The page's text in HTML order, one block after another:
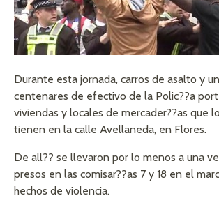
Durante esta jornada, carros de asalto y
centenares de efectivo de la Polic??a
viviendas y locales de mercader??as que
tienen en la calle Avellaneda, en Flores.
De all?? se llevaron por lo menos a una
presos en las comisar??as 7 y 18 en el
hechos de violencia.